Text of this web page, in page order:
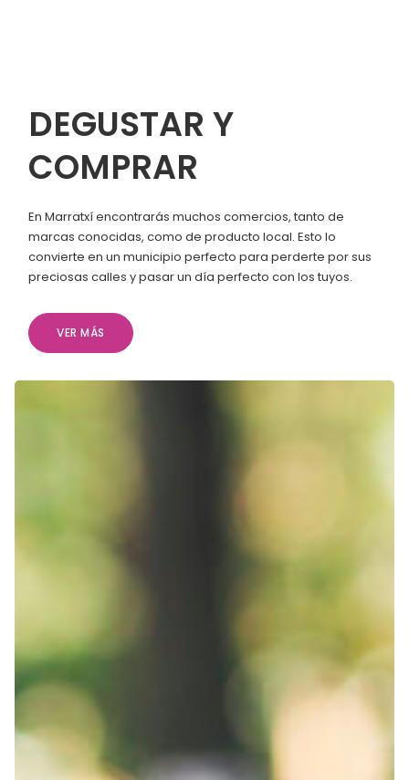
DEGUSTAR Y
COMPRAR
En Marratxí encontrarás muchos comercios, tanto de
marcas conocidas, como de producto local. Esto lo
convierte en un municipio perfecto para perderte por sus
preciosas calles y pasar un día perfecto con los tuyos.
VER MÁS